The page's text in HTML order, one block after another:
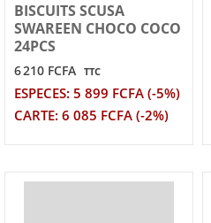
BISCUITS SCUSA
SWAREEN CHOCO COCO
24PCS
6 210 FCFA TTC
ESPECES: 5 899 FCFA (-5%)
CARTE: 6 085 FCFA (-2%)